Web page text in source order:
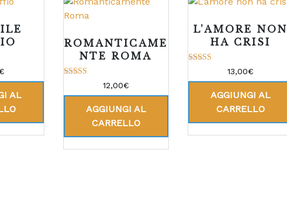
AL
ROMANTICAME
NTE ROMA
su 5
12,00€
AGGIUNGI AL
CARRELLO
L’AMORE NON
HA CRISI
su 5
13,00€
AGGIUNGI AL
CARRELLO